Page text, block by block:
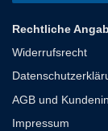
Rechtliche
Widerrufsrecht
AGB und
Impressum